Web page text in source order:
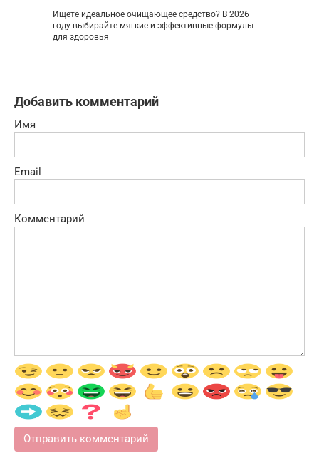
Ищете идеальное очищающее средство? В 2026
году выбирайте мягкие и эффективные формулы
для здоровья
Добавить комментарий
Имя
Email
Комментарий